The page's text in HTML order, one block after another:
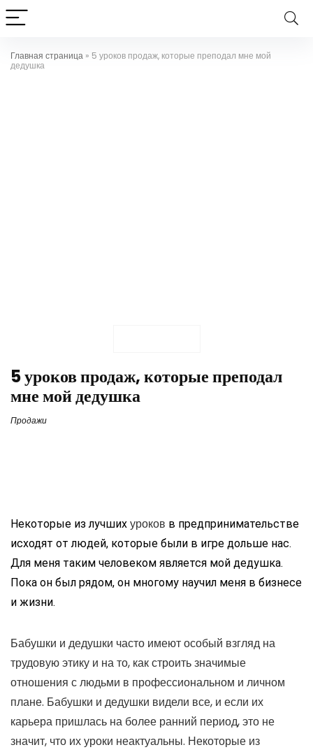
Главная страница » 5 уроков продаж, которые преподал мне мой
дедушка
5 уроков продаж, которые преподал
мне мой дедушка
Продажи
Некоторые из лучших уроков в предпринимательстве
исходят от людей, которые были в игре дольше нас.
Для меня таким человеком является мой дедушка.
Пока он был рядом, он многому научил меня в бизнесе
и жизни.
Бабушки и дедушки часто имеют особый взгляд на
трудовую этику и на то, как строить значимые
отношения с людьми в профессиональном и личном
плане. Бабушки и дедушки видели все, и если их
карьера пришлась на более ранний период, это не
значит, что их уроки неактуальны. Некоторые из